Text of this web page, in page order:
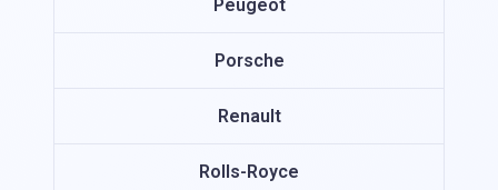
Peugeot
Porsche
Renault
Rolls-Royce